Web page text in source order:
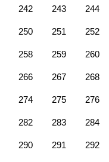
242 243 244
250 251 252
258 259 260
266 267 268
274 275 276
282 283 284
290 291 292